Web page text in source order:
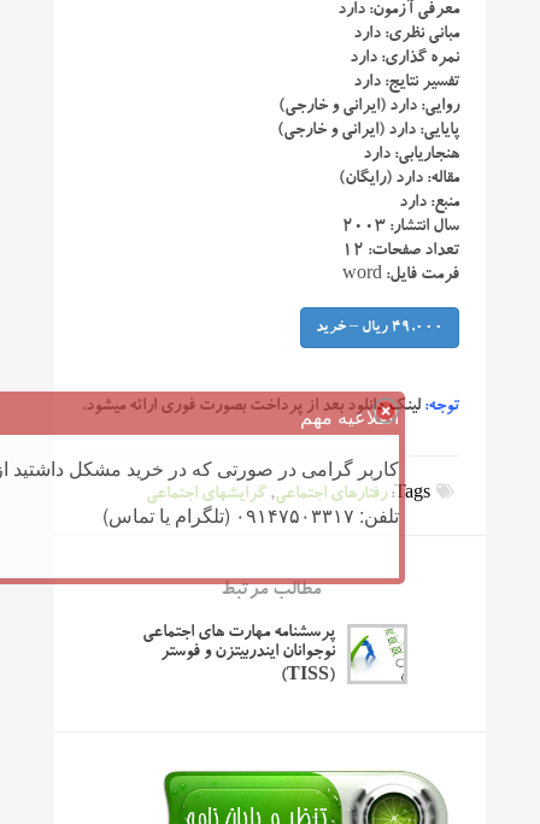
معرفی آزمون: دارد
مبانی نظری: دارد
نمره گذاری: دارد
تفسیر نتایج: دارد
روایی: دارد (ایرانی و خارجی)
پایایی: دارد (ایرانی و خارجی)
هنجاریابی: دارد
مقاله: دارد (رایگان)
منبع: دارد
سال انتشار: ۲۰۰۳
تعداد صفحات: ۱۲
فرمت فایل: word
49,000 ریال – خرید
توجه: لینک دانلود بعد از پرداخت بصورت فوری ارائه میشود.
Tags: رفتارهای اجتماعی, گرایشهای اجتماعی
مطالب مرتبط
پرسشنامه مهارت های اجتماعی
نوجوانان ایندربیتزن و فوستر
(TISS)
اطلاعیه مهم
کاربر گرامی در صورتی که در خرید مشکل داشتید
تلفن: ۰۹۱۴۷۵۰۳۳۱۷ (تلگرام یا تماس)